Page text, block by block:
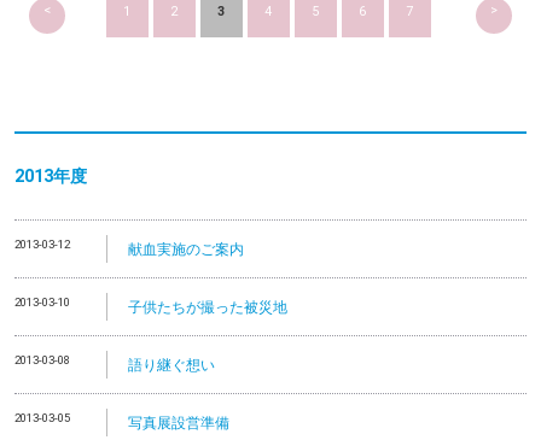
< 1 2 3 4 5 6 7 >
2013年度
2013-03-12 献血実施のご案内
2013-03-10 子供たちが撮った被災地
2013-03-08 語り継ぐ想い
2013-03-05 写真展設営準備